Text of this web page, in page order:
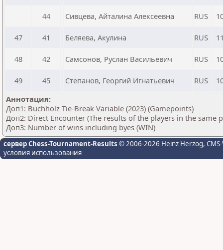
44 Сивцева, Айталина Алексеевна RUS
47 41 Беляева, Акулина RUS
48 42 Самсонов, Руслан Васильевич RUS
49 45 Степанов, Георгий Игнатьевич RUS
Аннотация:
Доп1: Buchholz Tie-Break Variable (2023) (Gamepoints)
Доп2: Direct Encounter (The results of the players in the same
Доп3: Number of wins including byes (WIN)
сервер Chess-Tournament-Results © 2006-2026 Heinz Herzog,
условия использования